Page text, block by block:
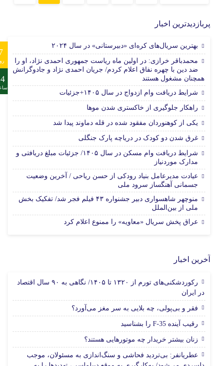
پربازدیدترین اخبار
بهترین سریال‌های کره‌ای «دبیرستانی» در سال ۲۰۲۴
محمدباقر خرازی: در اولین ماه ریاست جمهوری احمدی نژاد، او را
ضد دین با چهره نفاق اعلام کردم/ جریان احمدی نژاد و جادوگرانش
همچنان مشغول هستند
شرایط دریافت وام ازدواج در سال ۱۴۰۵+جزئیات
راهکار جلوگیری از خاکستری شدن موها
یکی از کوهنوردان مفقود شده در قله دماوند پیدا شد
غرق شدن دو کودک در دریاچه پارک جنگلی
شرایط دریافت وام مسکن در سال ۱۴۰۵/ جزئیات مبلغ دریافتی و
مدارک موردنیاز
عیادت مدیرعامل بنیاد رودکی از حسن ریاحی / آخرین وضعیت
جسمانی آهنگساز سرود ملی
منوچهر شاهسواری دبیر جشنواره ۴۳ فیلم فجر شد/ تفکیک بخش
ملی از بین‌الملل
عراق پخش سریال «معاویه» را ممنوع اعلام کرد
آخرین اخبار
رکوردشکنی‌های تورم از ۱۳۲۰ تا ۱۴۰۵/ نگاهی به ۹۰ سال اقتصاد
در ایران
فقر و بی‌پولی، چه بلایی به سر مغز می‌آورد؟
رقیب آینده F-35 را بشناسید
زنان بیشتر خریدار چه موتورهایی هستند؟
عطریانفر: بی‌تردید فحاشی و سنگ‌اندازی به مسئولان، موجب